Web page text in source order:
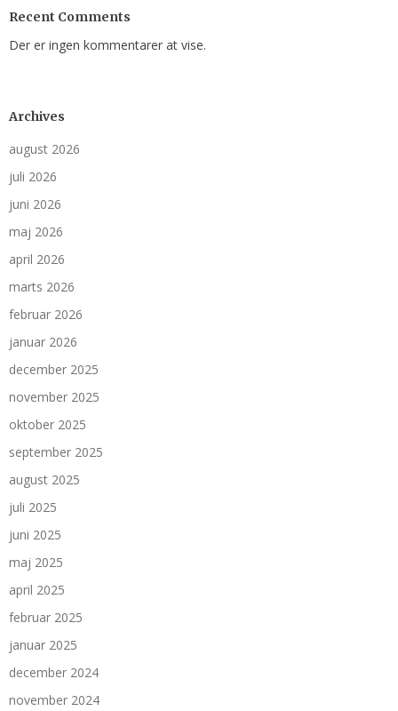
Recent Comments
Der er ingen kommentarer at vise.
Archives
august 2026
juli 2026
juni 2026
maj 2026
april 2026
marts 2026
februar 2026
januar 2026
december 2025
november 2025
oktober 2025
september 2025
august 2025
juli 2025
juni 2025
maj 2025
april 2025
februar 2025
januar 2025
december 2024
november 2024